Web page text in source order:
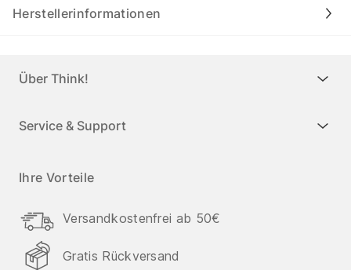
Herstellerinformationen
Über Think!
Service & Support
Ihre Vorteile
Versandkostenfrei ab 50€
Gratis Rückversand